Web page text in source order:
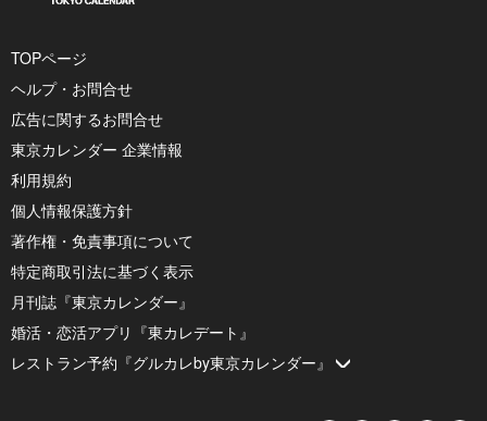
TOPページ
ヘルプ・お問合せ
広告に関するお問合せ
東京カレンダー 企業情報
利用規約
個人情報保護方針
著作権・免責事項について
特定商取引法に基づく表示
月刊誌『東京カレンダー』
婚活・恋活アプリ『東カレデート』
レストラン予約『グルカレby東京カレンダー』